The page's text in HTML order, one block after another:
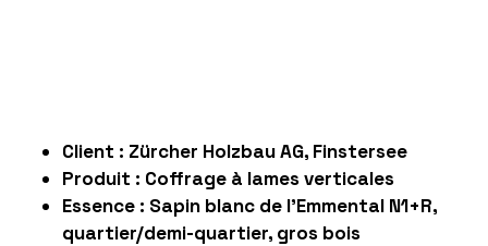
Client : Zürcher Holzbau AG, Finstersee
Produit : Coffrage à lames verticales
Essence : Sapin blanc de l’Emmental N1+R,
quartier/demi-quartier, gros bois